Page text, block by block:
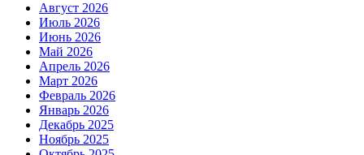
Август 2026
Июль 2026
Июнь 2026
Май 2026
Апрель 2026
Март 2026
Февраль 2026
Январь 2026
Декабрь 2025
Ноябрь 2025